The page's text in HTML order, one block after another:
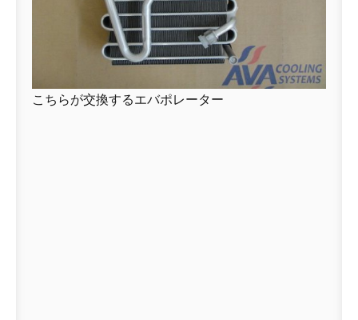
こちらが交換するエバポレーター